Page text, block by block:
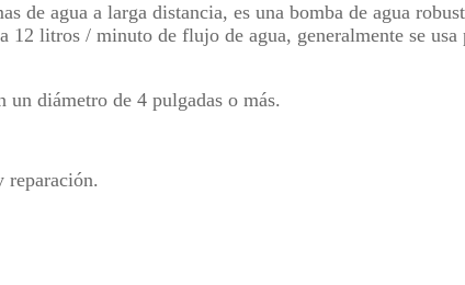
de agua a larga distancia, es una bomba de agua
litros / minuto de flujo de agua, generalmente se usa
un diámetro de 4 pulgadas o más.
reparación.